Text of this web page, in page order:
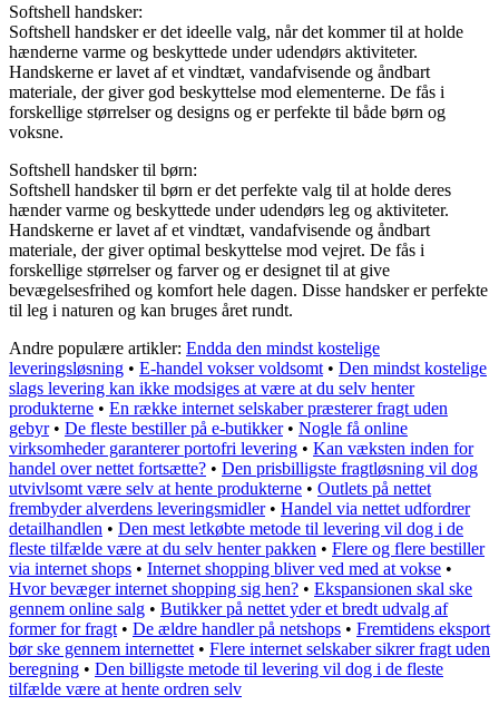
Softshell handsker:
Softshell handsker er det ideelle valg, når det kommer til at holde
hænderne varme og beskyttede under udendørs aktiviteter.
Handskerne er lavet af et vindtæt, vandafvisende og åndbart
materiale, der giver god beskyttelse mod elementerne. De fås i
forskellige størrelser og designs og er perfekte til både børn og
voksne.
Softshell handsker til børn:
Softshell handsker til børn er det perfekte valg til at holde deres
hænder varme og beskyttede under udendørs leg og aktiviteter.
Handskerne er lavet af et vindtæt, vandafvisende og åndbart
materiale, der giver optimal beskyttelse mod vejret. De fås i
forskellige størrelser og farver og er designet til at give
bevægelsesfrihed og komfort hele dagen. Disse handsker er perfekte
til leg i naturen og kan bruges året rundt.
Andre populære artikler: Endda den mindst kostelige
leveringsløsning • E-handel vokser voldsomt • Den mindst kostelige
slags levering kan ikke modsiges at være at du selv henter
produkterne • En række internet selskaber præsterer fragt uden
gebyr• De fleste bestiller på e-butikker• Nogle få online
virksomheder garanterer portofri levering • Kan væksten inden for
handel over nettet fortsætte? • Den prisbilligste fragtløsning vil dog
utvivlsomt være selv at hente produkterne • Outlets på nettet
frembyder alverdens leveringsmidler• Handel via nettet udfordrer
detailhandlen • Den mest letkøbte metode til levering vil dog i de
fleste tilfælde være at du selv henter pakken • Flere og flere bestiller
via internet shops • Internet shopping bliver ved med at vokse •
Hvor bevæger internet shopping sig hen? • Ekspansionen skal ske
gennem online salg • Butikker på nettet yder et bredt udvalg af
former for fragt • De ældre handler på netshops • Fremtidens eksport
bør ske gennem internettet • Flere internet selskaber sikrer fragt uden
beregning • Den billigste metode til levering vil dog i de fleste
tilfælde være at hente ordren selv